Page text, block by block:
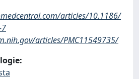
articles/10.1186/
articles/PMC11549735/